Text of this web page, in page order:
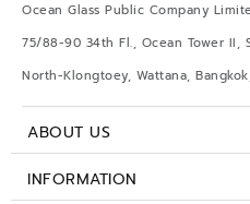
Ocean Glass Public Company
75/88-90 34th Fl., Ocean Tower II,
North-Klongtoey, Wattana,
ABOUT US
INFORMATION